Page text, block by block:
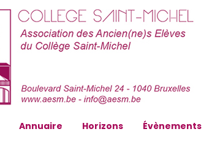
Annuaire Horizons Évènements